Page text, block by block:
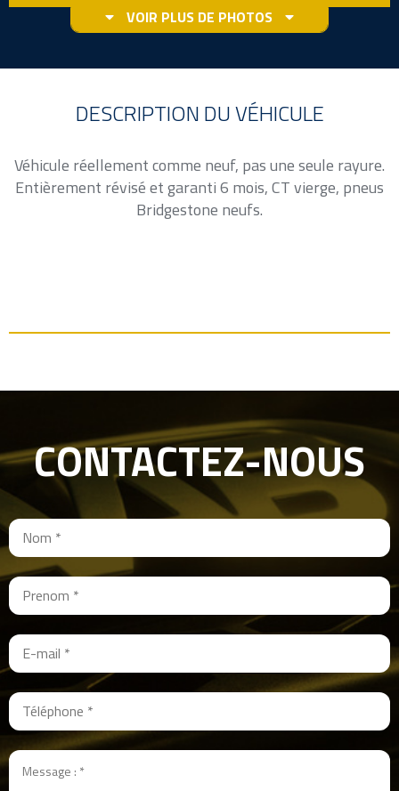
VOIR PLUS DE PHOTOS
DESCRIPTION DU VÉHICULE
Véhicule réellement comme neuf, pas une seule rayure.
Entièrement révisé et garanti 6 mois, CT vierge, pneus
Bridgestone neufs.
CONTACTEZ-NOUS